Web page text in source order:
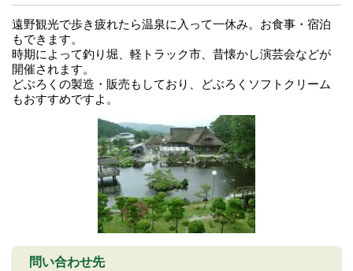
遠野観光で歩き疲れたら温泉に入って一休み。お食事・宿泊
もできます。
時期によって釣り堀、軽トラック市、昔懐かし演芸会などが
開催されます。
どぶろくの製造・販売もしており、どぶろくソフトクリーム
もおすすめですよ。
問い合わせ先